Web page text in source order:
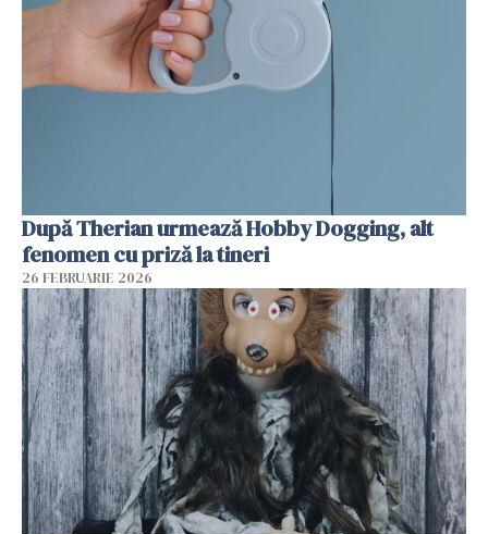
După Therian urmează Hobby Dogging, alt
fenomen cu priză la tineri
26 FEBRUARIE 2026